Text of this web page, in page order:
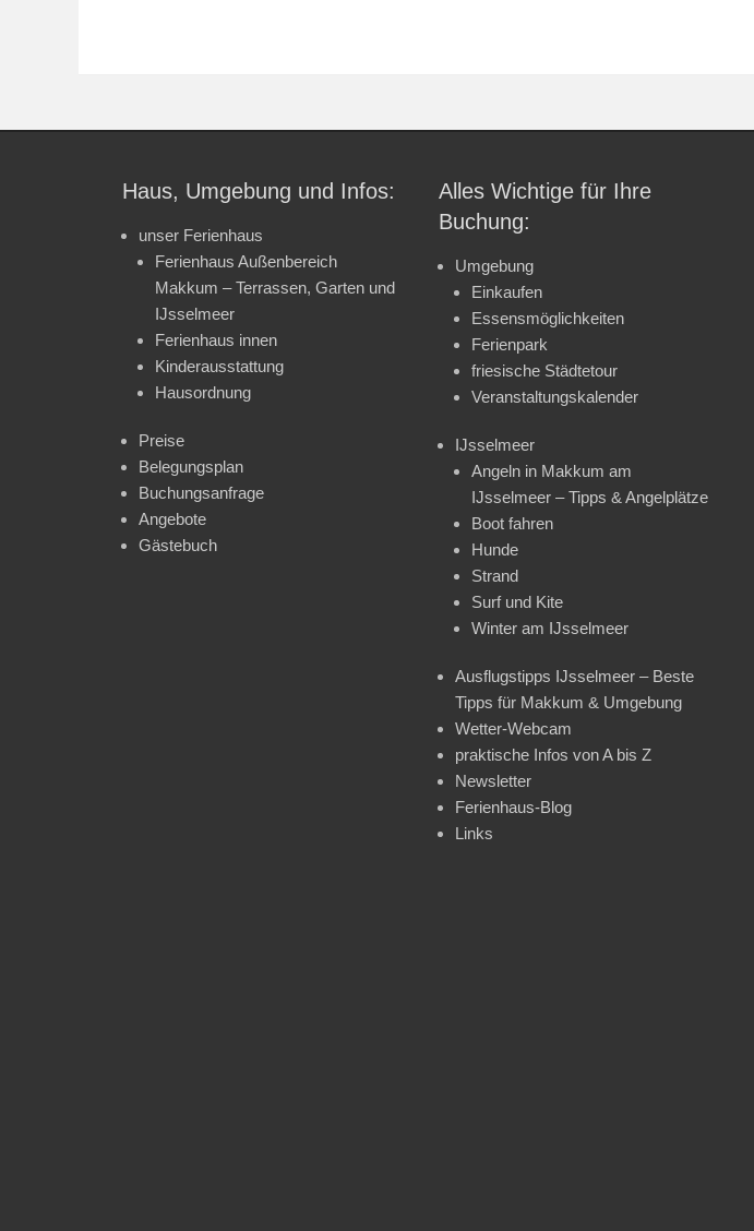
Haus, Umgebung und Infos:
unser Ferienhaus
Ferienhaus Außenbereich
Makkum – Terrassen, Garten und
IJsselmeer
Ferienhaus innen
Kinderausstattung
Hausordnung
Preise
Belegungsplan
Buchungsanfrage
Angebote
Gästebuch
Alles Wichtige für Ihre
Buchung:
Umgebung
Einkaufen
Essensmöglichkeiten
Ferienpark
friesische Städtetour
Veranstaltungskalender
IJsselmeer
Angeln in Makkum am
IJsselmeer – Tipps & Angelplätze
Boot fahren
Hunde
Strand
Surf und Kite
Winter am IJsselmeer
Ausflugstipps IJsselmeer – Beste
Tipps für Makkum & Umgebung
Wetter-Webcam
praktische Infos von A bis Z
Newsletter
Ferienhaus-Blog
Links